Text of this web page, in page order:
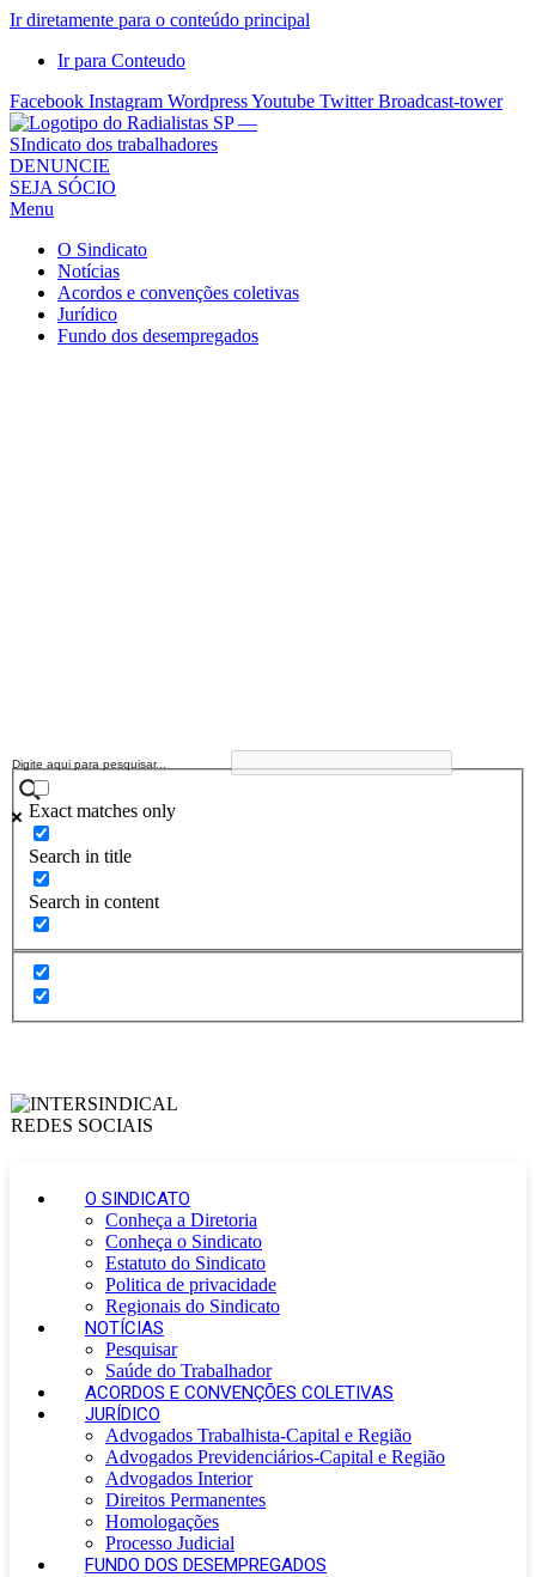
Ir diretamente para o conteúdo principal
Ir para Conteudo
Facebook Instagram WordpressYoutube Twitter Broadcast-tower
Sindicato
dos
Radialistas
São
Paulo
Sindicato
DENUNCIE
SEJA SÓCIO
Menu
O Sindicato
Notícias
Acordos e convenções coletivas
Jurídico
Fundo dos desempregados
Exact matches only
Search in title
Search in content
O SINDICATO
Conheça a Diretoria
Conheça o Sindicato
Estatuto do Sindicato
Politica de privacidade
Regionais do Sindicato
NOTÍCIAS
Pesquisar
Saúde do Trabalhador
ACORDOS E CONVENÇÕES COLETIVAS
JURÍDICO
Advogados Trabalhista-Capital e Região
Advogados Previdenciários-Capital e Região
Advogados Interior
Direitos Permanentes
Homologações
Processo Judicial
FUNDO DOS DESEMPREGADOS